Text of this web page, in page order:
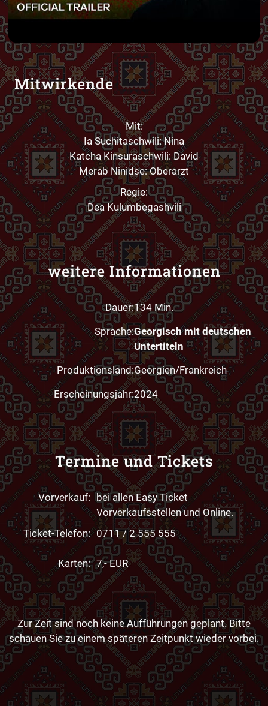
Mit Klick auf „Video laden“ akzeptiere ich die
Datenschutzerklärungund die
YouTube-
Datenschutzhinweise.
Ich stimme zu
▶ Video laden
Mitwirkende
Mit:
Ia Suchitaschwili: Nina
Katcha Kinsuraschwili: David
Merab Ninidse: Oberarzt
Regie:
Dea Kulumbegashvili
weitere Informationen
Dauer:134 Min.
Sprache:Georgisch mit deutschen
Untertiteln
Produktionsland:Georgien/Frankreich
Erscheinungsjahr:2024
Termine und Tickets
Vorverkauf: bei allen Easy Ticket
Vorverkaufsstellen und Online.
Ticket-Telefon: 0711 / 2 555 555
Karten: 7,- EUR
Zur Zeit sind noch keine Aufführungen geplant. Bitte
schauen Sie zu einem späteren Zeitpunkt wieder vorbei.